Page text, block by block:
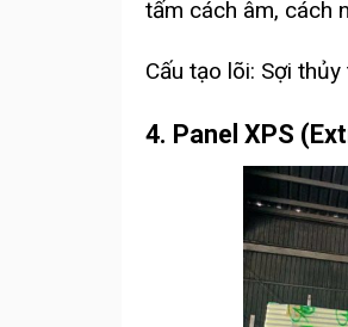
tấm cách âm, cách
Cấu tạo lõi: Sợi
4. Panel XPS